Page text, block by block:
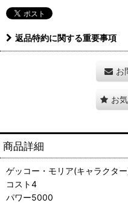
返品特約に関する重要事項
お
お
商品詳細
ゲッコー・モリア(キャラクタ
コスト4
パワー5000